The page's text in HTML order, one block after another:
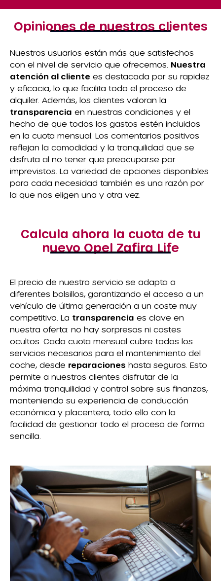
Opiniones de nuestros clientes
Nuestros usuarios están más que satisfechos
con el nivel de servicio que ofrecemos. Nuestra
atención al cliente es destacada por su rapidez
y eficacia, lo que facilita todo el proceso de
alquiler. Además, los clientes valoran la
transparencia en nuestras condiciones y el
hecho de que todos los gastos estén incluidos
en la cuota mensual. Los comentarios positivos
reflejan la comodidad y la tranquilidad que se
disfruta al no tener que preocuparse por
imprevistos. La variedad de opciones disponibles
para cada necesidad también es una razón por
la que nos eligen una y otra vez.
Calcula ahora la cuota de tu
nuevo Opel Zafira Life
El precio de nuestro servicio se adapta a
diferentes bolsillos, garantizando el acceso a un
vehículo de última generación a un coste muy
competitivo. La transparencia es clave en
nuestra oferta: no hay sorpresas ni costes
ocultos. Cada cuota mensual cubre todos los
servicios necesarios para el mantenimiento del
coche, desde reparaciones hasta seguros. Esto
permite a nuestros clientes disfrutar de la
máxima tranquilidad y control sobre sus finanzas,
manteniendo su experiencia de conducción
económica y placentera, todo ello con la
facilidad de gestionar todo el proceso de forma
sencilla.